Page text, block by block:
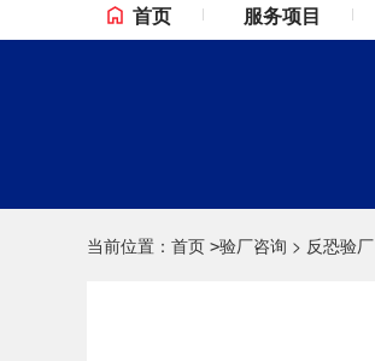
首页 服务项目
当前位置： 首页 >验厂咨询 > 反恐验厂